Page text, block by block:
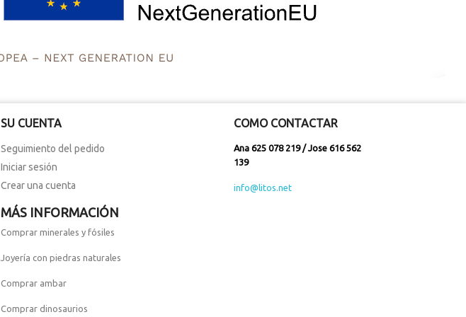
SU CUENTA
Seguimiento del pedido
Iniciar sesión
Crear una cuenta
COMO CONTACTAR
Ana 625 078 219 / Jose 616 562
139
info@litos.net
MÁS INFORMACIÓN
Comprar minerales y fósiles
Joyería con piedras naturales
Comprar ambar
Comprar dinosaurios